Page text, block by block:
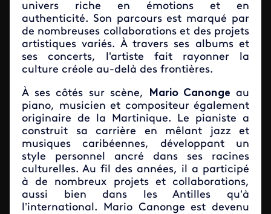
univers riche en émotions et en
authenticité. Son parcours est marqué par
de nombreuses collaborations et des projets
artistiques variés. À travers ses albums et
ses concerts, l'artiste fait rayonner la
culture créole au-delà des frontières.
À ses côtés sur scène, Mario Canongeau
piano, musicien et compositeur également
originaire de la Martinique. Le pianiste a
construit sa carrière en mêlant jazz et
musiques caribéennes, développant un
style personnel ancré dans ses racines
culturelles. Au fil des années, il a participé
à de nombreux projets et collaborations,
aussi bien dans les Antilles qu’à
l’international. Mario Canonge est devenu